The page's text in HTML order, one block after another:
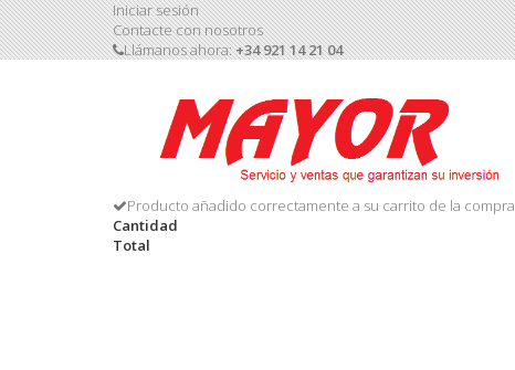
Iniciar sesión
Contacte con nosotros
Llámanos ahora:+34 921 14 21 04
Producto añadido correctamente a su carrito de la compra
Cantidad
Total